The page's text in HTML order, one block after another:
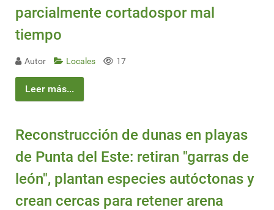
parcialmente cortadospor mal
tiempo
Autor Locales 17
Leer más...
Reconstrucción de dunas en playas
de Punta del Este: retiran "garras de
león", plantan especies autóctonas y
crean cercas para retener arena